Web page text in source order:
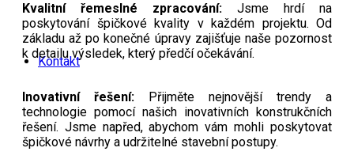
Kontakt
Kvalitní řemeslné zpracování: Jsme hrdí na
poskytování špičkové kvality v každém projektu. Od
základu až po konečné úpravy zajišťuje naše pozornost
k detailu výsledek, který předčí očekávání.
Inovativní řešení: Přijměte nejnovější trendy a
technologie pomocí našich inovativních konstrukčních
řešení. Jsme napřed, abychom vám mohli poskytovat
špičkové návrhy a udržitelné stavební postupy.